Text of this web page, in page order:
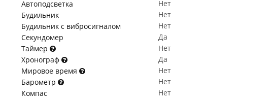
Автоподсветка
Нет
Будильник
Нет
Будильник с вибросигналом
Нет
Секундомер
Да
Таймер
Нет
Хронограф
Да
Мировое время
Нет
Барометр
Нет
Компас
Нет